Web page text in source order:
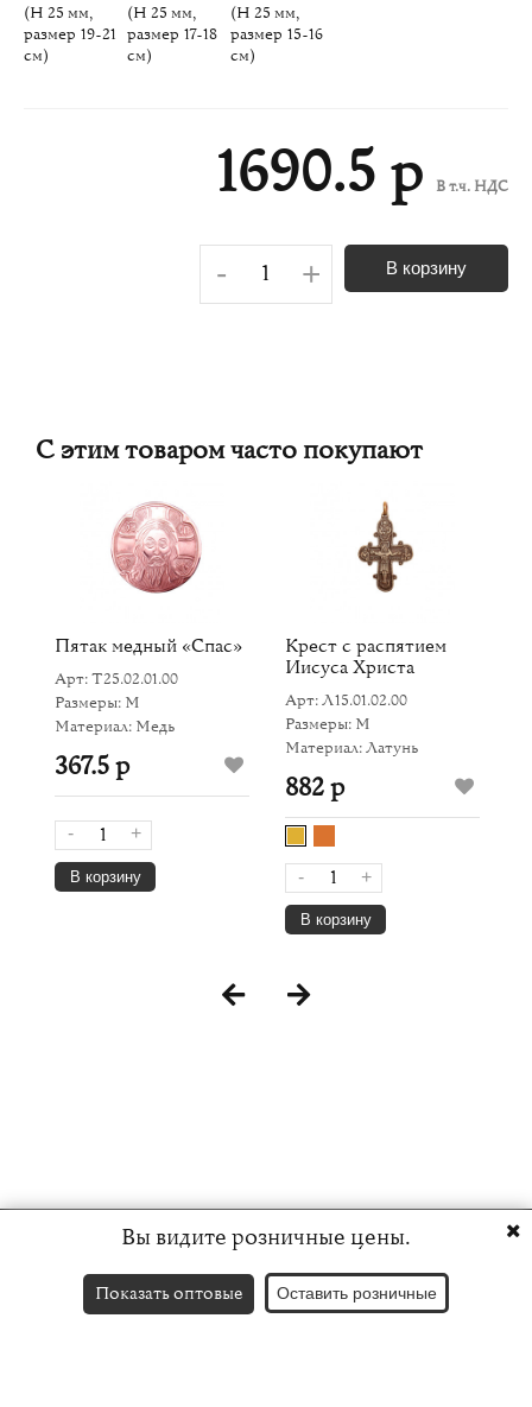
(H 25 мм,
размер 19-21
см)
(H 25 мм,
размер 17-18
см)
(H 25 мм,
размер 15-16
см)
1690.5 р В т.ч. НДС
- + В корзину
С этим товаром часто покупают
Пятак медный «Спас»
Арт: Т25.02.01.00
Размеры: M
Материал: Медь
367.5 р
- +
В корзину
Крест с распятием
Иисуса Христа
Арт: Л15.01.02.00
Размеры: M
Материал: Латунь
882 р
- +
В корзину
Вы видите розничные цены.
Показать оптовые Оставить розничные